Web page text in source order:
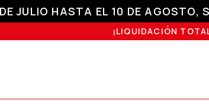
JULIO HASTA EL 10 DE AGOSTO,
¡LIQUIDACIÓN